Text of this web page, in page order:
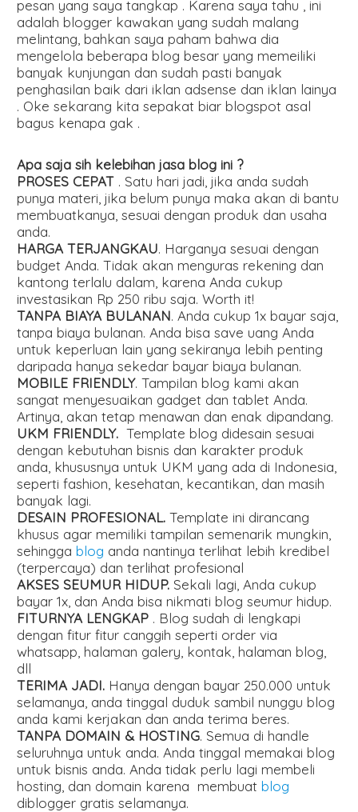
pesan yang saya tangkap . Karena saya tahu , ini
adalah blogger kawakan yang sudah malang
melintang, bahkan saya paham bahwa dia
mengelola beberapa blog besar yang memeiliki
banyak kunjungan dan sudah pasti banyak
penghasilan baik dari iklan adsense dan iklan lainya
. Oke sekarang kita sepakat biar blogspot asal
bagus kenapa gak .
Apa saja sih kelebihan jasa blog ini ?
PROSES CEPAT . Satu hari jadi, jika anda sudah
punya materi, jika belum punya maka akan di bantu
membuatkanya, sesuai dengan produk dan usaha
anda.
HARGA TERJANGKAU. Harganya sesuai dengan
budget Anda. Tidak akan menguras rekening dan
kantong terlalu dalam, karena Anda cukup
investasikan Rp 250 ribu saja. Worth it!
TANPA BIAYA BULANAN. Anda cukup 1x bayar saja,
tanpa biaya bulanan. Anda bisa save uang Anda
untuk keperluan lain yang sekiranya lebih penting
daripada hanya sekedar bayar biaya bulanan.
MOBILE FRIENDLY. Tampilan blog kami akan
sangat menyesuaikan gadget dan tablet Anda.
Artinya, akan tetap menawan dan enak dipandang.
UKM FRIENDLY. Template blog didesain sesuai
dengan kebutuhan bisnis dan karakter produk
anda, khususnya untuk UKM yang ada di Indonesia,
seperti fashion, kesehatan, kecantikan, dan masih
banyak lagi.
DESAIN PROFESIONAL. Template ini dirancang
khusus agar memiliki tampilan semenarik mungkin,
sehinggablog anda nantinya terlihat lebih kredibel
(terpercaya) dan terlihat profesional
AKSES SEUMUR HIDUP. Sekali lagi, Anda cukup
bayar 1x, dan Anda bisa nikmati blog seumur hidup.
FITURNYA LENGKAP . Blog sudah di lengkapi
dengan fitur fitur canggih seperti order via
whatsapp, halaman galery, kontak, halaman blog,
dll
TERIMA JADI. Hanya dengan bayar 250.000 untuk
selamanya, anda tinggal duduk sambil nunggu blog
anda kami kerjakan dan anda terima beres.
TANPA DOMAIN & HOSTING. Semua di handle
seluruhnya untuk anda. Anda tinggal memakai blog
untuk bisnis anda. Anda tidak perlu lagi membeli
hosting, dan domain karena membuatblog
diblogger gratis selamanya.